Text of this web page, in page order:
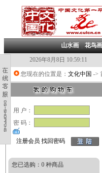
山水画|花鸟画
2026年8月8日 10:59:11
您现在的位置是： 文化中国 ->
用 户：
密 码：
注册会员 找回密码
您已选购：0 种商品